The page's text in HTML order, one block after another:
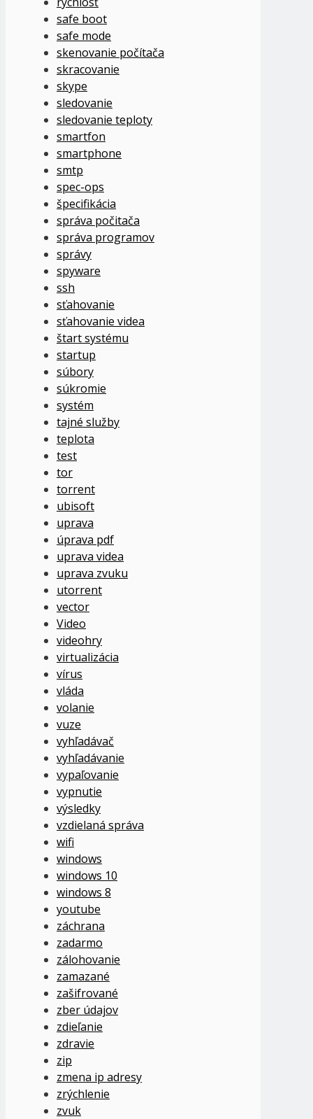
safe boot
safe mode
skenovanie počítača
skracovanie
skype
sledovanie
sledovanie teploty
smartfon
smartphone
smtp
spec-ops
špecifikácia
správa počitača
správa programov
správy
spyware
ssh
sťahovanie
sťahovanie videa
štart systému
startup
súbory
súkromie
systém
tajné služby
teplota
test
tor
torrent
ubisoft
uprava
úprava pdf
uprava videa
uprava zvuku
utorrent
vector
Video
videohry
virtualizácia
vírus
vláda
volanie
vuze
vyhľadávač
vyhľadávanie
vypaľovanie
vypnutie
výsledky
vzdielaná správa
wifi
windows
windows 10
windows 8
youtube
záchrana
zadarmo
zálohovanie
zamazané
zašifrované
zber údajov
zdieľanie
zdravie
zip
zmena ip adresy
zrýchlenie
zvuk